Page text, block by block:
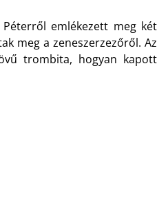
emlékezett meg két
meg a zeneszerzezőről.Az
trombita, hogyan kapott